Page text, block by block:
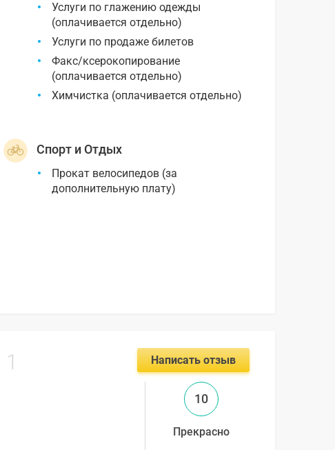
Услуги по глажению одежды
(оплачивается отдельно)
Услуги по продаже билетов
Факс/ксерокопирование
(оплачивается отдельно)
Химчистка (оплачивается отдельно)
Спорт и Отдых
Прокат велосипедов (за
дополнительную плату)
1 Написать отзыв
10
Прекрасно